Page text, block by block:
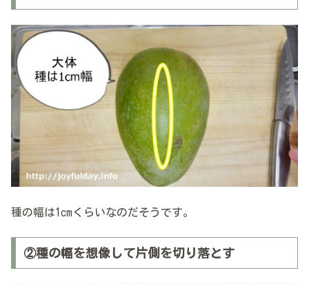
種の幅は1cmくらいなのだそうです。
②種の幅を想像して片側を切り落とす